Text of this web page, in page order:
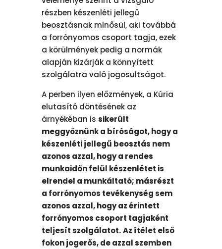
részben készenléti jellegű
beosztásnak minősül, aki továbbá
a forrónyomos csoport tagja, ezek
a körülmények pedig a normák
alapján kizárják a könnyített
szolgálatra való jogosultságot.
A perben ilyen előzmények, a Kúria
elutasító döntésének az
árnyékéban issikerült
meggyőznünk a bíróságot, hogy a
készenléti jellegű beosztás nem
azonos azzal, hogy a rendes
munkaidőn felül készenlétet is
elrendel a munkáltató; másrészt
a forrónyomos tevékenység sem
azonos azzal, hogy az érintett
forrónyomos csoport tagjaként
teljesít szolgálatot. Az ítélet első
fokon jogerős, de azzal szemben